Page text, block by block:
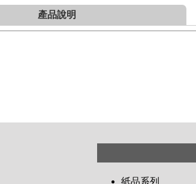
產品說明
紙品系列